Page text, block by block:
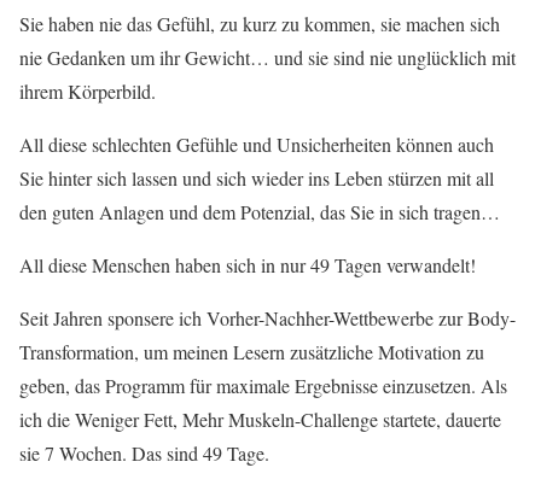
Sie haben nie das Gefühl, zu kurz zu kommen, sie machen sich
nie Gedanken um ihr Gewicht… und sie sind nie unglücklich mit
ihrem Körperbild.
All diese schlechten Gefühle und Unsicherheiten können auch
Sie hinter sich lassen und sich wieder ins Leben stürzen mit all
den guten Anlagen und dem Potenzial, das Sie in sich tragen…
All diese Menschen haben sich in nur 49 Tagen verwandelt!
Seit Jahren sponsere ich Vorher-Nachher-Wettbewerbe zur Body-
Transformation, um meinen Lesern zusätzliche Motivation zu
geben, das Programm für maximale Ergebnisse einzusetzen. Als
ich die Weniger Fett, Mehr Muskeln-Challenge startete, dauerte
sie 7 Wochen. Das sind 49 Tage.